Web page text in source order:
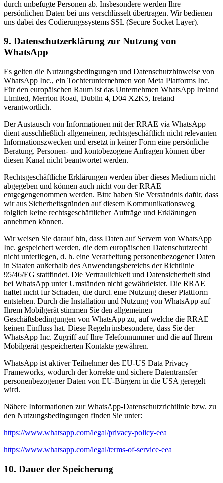
durch unbefugte Personen ab. Insbesondere werden Ihre
persönlichen Daten bei uns verschlüsselt übertragen. Wir bedienen
uns dabei des Codierungssystems SSL (Secure Socket Layer).
9. Datenschutzerklärung zur Nutzung von
WhatsApp
Es gelten die Nutzungsbedingungen und Datenschutzhinweise von
WhatsApp Inc., ein Tochterunternehmen von Meta Platforms Inc.
Für den europäischen Raum ist das Unternehmen WhatsApp Ireland
Limited, Merrion Road, Dublin 4, D04 X2K5, Ireland
verantwortlich.
Der Austausch von Informationen mit der RRAE via WhatsApp
dient ausschließlich allgemeinen, rechtsgeschäftlich nicht relevanten
Informationszwecken und ersetzt in keiner Form eine persönliche
Beratung. Personen- und kontobezogene Anfragen können über
diesen Kanal nicht beantwortet werden.
Rechtsgeschäftliche Erklärungen werden über dieses Medium nicht
abgegeben und können auch nicht von der RRAE
entgegengenommen werden. Bitte haben Sie Verständnis dafür, dass
wir aus Sicherheitsgründen auf diesem Kommunikationsweg
folglich keine rechtsgeschäftlichen Aufträge und Erklärungen
annehmen können.
Wir weisen Sie darauf hin, dass Daten auf Servern von WhatsApp
Inc. gespeichert werden, die dem europäischen Datenschutzrecht
nicht unterliegen, d. h. eine Verarbeitung personenbezogener Daten
in Staaten außerhalb des Anwendungsbereichs der Richtlinie
95/46/EG stattfindet. Die Vertraulichkeit und Datensicherheit sind
bei WhatsApp unter Umständen nicht gewährleistet. Die RRAE
haftet nicht für Schäden, die durch eine Nutzung dieser Plattform
entstehen. Durch die Installation und Nutzung von WhatsApp auf
Ihrem Mobilgerät stimmen Sie den allgemeinen
Geschäftsbedingungen von WhatsApp zu, auf welche die RRAE
keinen Einfluss hat. Diese Regeln insbesondere, dass Sie der
WhatsApp Inc. Zugriff auf Ihre Telefonnummer und die auf Ihrem
Mobilgerät gespeicherten Kontakte gewähren.
WhatsApp ist aktiver Teilnehmer des EU-US Data Privacy
Frameworks, wodurch der korrekte und sichere Datentransfer
personenbezogener Daten von EU-Bürgern in die USA geregelt
wird.
Nähere Informationen zur WhatsApp-Datenschutzrichtlinie bzw. zu
den Nutzungsbedingungen finden Sie unter:
https://www.whatsapp.com/legal/privacy-policy-eea
https://www.whatsapp.com/legal/terms-of-service-eea
10. Dauer der Speicherung